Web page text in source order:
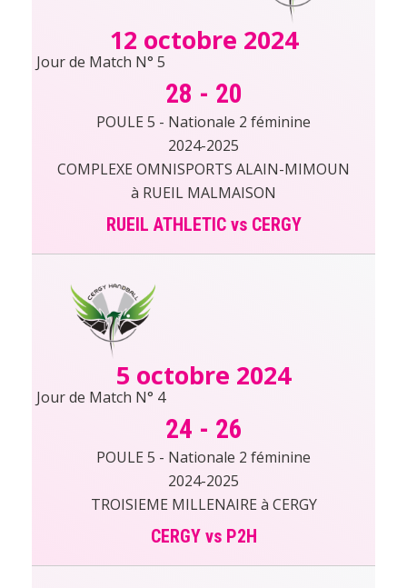
12 octobre 2024
Jour de Match N° 5
28 - 20
POULE 5 - Nationale 2 féminine
2024-2025
COMPLEXE OMNISPORTS ALAIN-MIMOUN
à RUEIL MALMAISON
RUEIL ATHLETIC vs CERGY
5 octobre 2024
Jour de Match N° 4
24 - 26
POULE 5 - Nationale 2 féminine
2024-2025
TROISIEME MILLENAIRE à CERGY
CERGY vs P2H